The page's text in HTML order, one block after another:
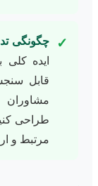
✓ چگونگی
ایده
قابل
مشاوران
طراحی
مرتبط و